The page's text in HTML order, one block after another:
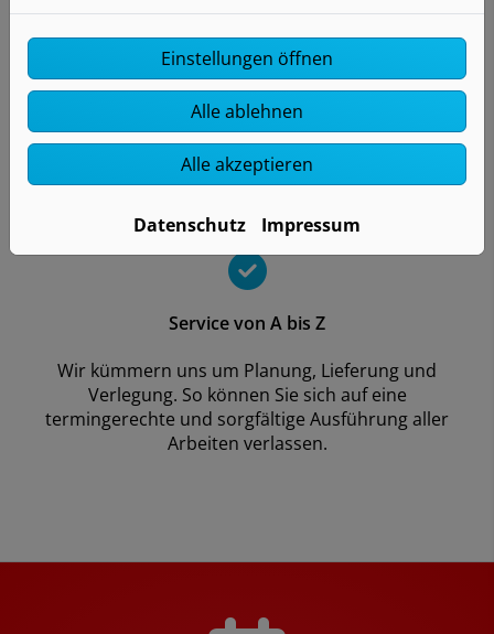
Wir empfehlen und verbauen ausschließlich
hochwertige Fliesen von renommierten Herstellern.
Bei der Verlegung achten wir auf den nötigen
Höhenausgleich und installieren auf Wunsch eine
Trittschalldämmung. Sollte einmal eine Fliese kaputt
gehen, tauschen wir diese für Sie aus, sofern die
Fliesen noch verfügbar sind.
Service von A bis Z
Wir kümmern uns um Planung, Lieferung und
Verlegung. So können Sie sich auf eine
termingerechte und sorgfältige Ausführung aller
Arbeiten verlassen.
Einstellungen öffnen
Alle ablehnen
Alle akzeptieren
Datenschutz Impressum